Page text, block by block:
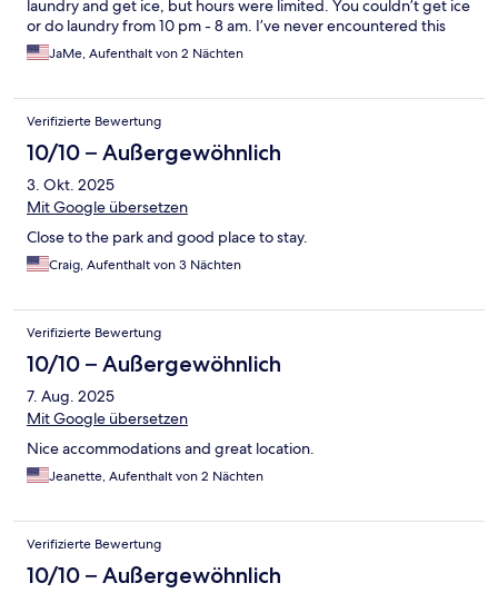
laundry and get ice, but hours were limited. You couldn’t get ice
or do laundry from 10 pm - 8 am. I’ve never encountered this
before and it was an inconvenience.
JaMe, Aufenthalt von 2 Nächten
Verifizierte Bewertung
10/10 – Außergewöhnlich
3. Okt. 2025
Mit Google übersetzen
Close to the park and good place to stay.
Craig, Aufenthalt von 3 Nächten
Verifizierte Bewertung
10/10 – Außergewöhnlich
7. Aug. 2025
Mit Google übersetzen
Nice accommodations and great location.
Jeanette, Aufenthalt von 2 Nächten
Verifizierte Bewertung
10/10 – Außergewöhnlich